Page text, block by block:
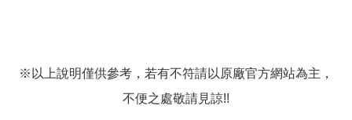
※以上說明僅供參考，若有不符請以原廠官方網站為主，
不便之處敬請見諒!!